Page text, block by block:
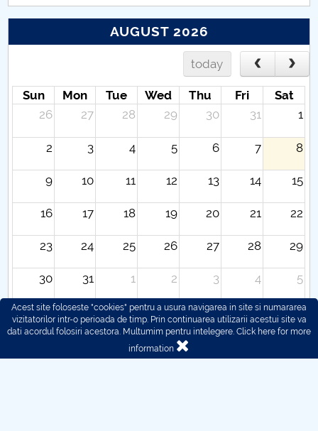
AUGUST 2026
today
Sun Mon Tue Wed Thu Fri
Sat
26
27 28 29 30 31 1
2 3 4 5 6 7 8
9 10 11 12 13 14 15
16 17 18 19 20 21 22
23 24 25 26 27 28 29
30 31 1 2 3 4 5
Acest site foloseste "cookies" pentru a usura navigarea in site si numararea
vizitatorilor intr-o perioada de timp. Prin continuarea utilizarii acestui site va
dati acordul folosiri acestora. Multumim pentru intelegere. Click here for more
information